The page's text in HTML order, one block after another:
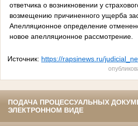
ответчика о возникновении у
возмещению причиненного ущерба
Апелляционное определение
новое апелляционное рассмотрение.
Источник: https://rapsinews.ru/
ПОДАЧА ПРОЦЕССУАЛЬНЫХ
ЭЛЕКТРОННОМ ВИДЕ